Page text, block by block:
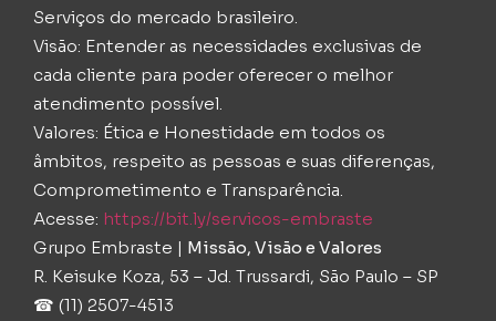
Serviços do mercado brasileiro.
Visão: Entender as necessidades exclusivas de
cada cliente para poder oferecer o melhor
atendimento possível.
Valores: Ética e Honestidade em todos os
âmbitos, respeito as pessoas e suas diferenças,
Comprometimento e Transparência.
Acesse: https://bit.ly/servicos-embraste
Grupo Embraste | Missão, Visão e Valores
R. Keisuke Koza, 53 – Jd. Trussardi, São Paulo – SP
☎ (11) 2507-4513